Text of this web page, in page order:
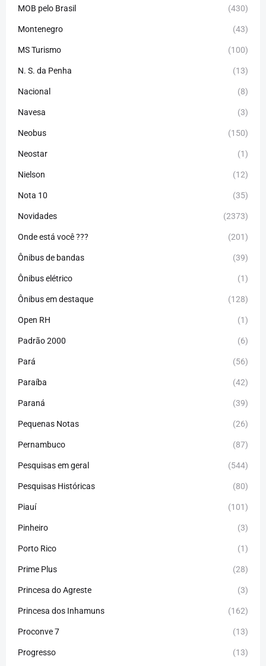
MOB pelo Brasil (430)
Montenegro (43)
MS Turismo (100)
N. S. da Penha (13)
Nacional (8)
Navesa (3)
Neobus (150)
Neostar (1)
Nielson (12)
Nota 10 (35)
Novidades (2373)
Onde está você ??? (201)
Ônibus de bandas (39)
Ônibus elétrico (1)
Ônibus em destaque (128)
Open RH (1)
Padrão 2000 (6)
Pará (56)
Paraíba (42)
Paraná (39)
Pequenas Notas (26)
Pernambuco (87)
Pesquisas em geral (544)
Pesquisas Históricas (80)
Piauí (101)
Pinheiro (3)
Porto Rico (1)
Prime Plus (28)
Princesa do Agreste (3)
Princesa dos Inhamuns (162)
Proconve 7 (13)
Progresso (13)